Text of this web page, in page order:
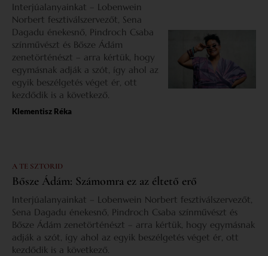
Interjúalanyainkat – Lobenwein
Norbert fesztiválszervezőt, Sena
Dagadu énekesnő, Pindroch Csaba
színművészt és Bősze Ádám
zenetörténészt – arra kértük, hogy
egymásnak adják a szót, így ahol az
egyik beszélgetés véget ér, ott
kezdődik is a következő.
Klementisz Réka
A TE SZTORID
Bősze Ádám: Számomra ez az éltető erő
Interjúalanyainkat – Lobenwein Norbert fesztiválszervezőt,
Sena Dagadu énekesnő, Pindroch Csaba színművészt és
Bősze Ádám zenetörténészt – arra kértük, hogy egymásnak
adják a szót, így ahol az egyik beszélgetés véget ér, ott
kezdődik is a következő.